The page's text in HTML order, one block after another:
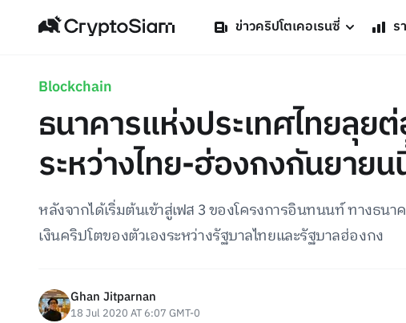
ข่าวคริปโตเคอเรนซี่ ร
Blockchain
ธนาคารแห่งประเทศไทยลุยต่
ระหว่างไทย-ฮ่องกงกันยาย
หลังจากได้เริ่มต้นเข้าสู่เฟส 3 ของโครงการอินทนนท์ ทางธน
เงินคริปโตของตัวเองระหว่างรัฐบาลไทยและรัฐบาลฮ่องกง
Ghan Jitparnan
18 Jul 2020 AT 6:07 GMT-0